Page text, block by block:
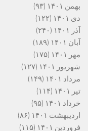
بهمن ۱۴۰۱
(۹۳)
دی ۱۴۰۱
(۱۲۲)
آذر ۱۴۰۱
(۲۴۰)
آبان ۱۴۰۱
(۱۸۹)
مهر ۱۴۰۱
(۱۷۵)
شهریور ۱۴۰۱
(۱۲۷)
مرداد ۱۴۰۱
(۱۴۹)
تیر ۱۴۰۱
(۱۱۴)
خرداد ۱۴۰۱
(۹۵)
اردیبهشت ۱۴۰۱
(۸۶)
فروردین ۱۴۰۱
(۱۱۵)